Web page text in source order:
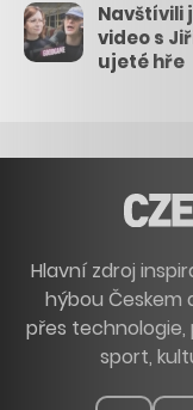
Navštívili
video s
ujeté hře
Hlavní zdroj
hýbou Českem
přes technologie,
sport,